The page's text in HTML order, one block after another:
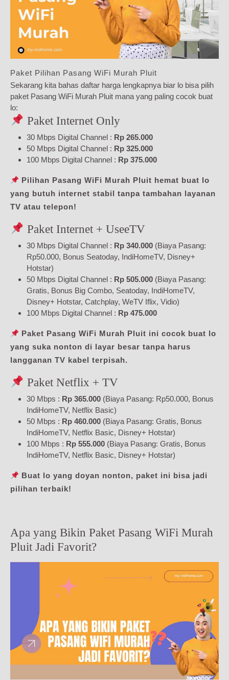
Paket Pilihan Pasang WiFi Murah Pluit
Sekarang kita bahas daftar harga lengkapnya biar lo bisa pilih
paket Pasang WiFi Murah Pluit mana yang paling cocok buat
lo:
Paket Internet Only
30 Mbps Digital Channel : Rp 265.000
50 Mbps Digital Channel : Rp 325.000
100 Mbps Digital Channel : Rp 375.000
Pilihan Pasang WiFi Murah Pluit hemat buat lo
yang butuh internet stabil tanpa tambahan layanan
TV atau telepon!
Paket Internet + UseeTV
30 Mbps Digital Channel : Rp 340.000 (Biaya Pasang:
Rp50.000, Bonus Seatoday, IndiHomeTV, Disney+
Hotstar)
50 Mbps Digital Channel : Rp 505.000 (Biaya Pasang:
Gratis, Bonus Big Combo, Seatoday, IndiHomeTV,
Disney+ Hotstar, Catchplay, WeTV Iflix, Vidio)
100 Mbps Digital Channel : Rp 475.000
Paket Pasang WiFi Murah Pluit ini cocok buat lo
yang suka nonton di layar besar tanpa harus
langganan TV kabel terpisah.
Paket Netflix + TV
30 Mbps : Rp 365.000 (Biaya Pasang: Rp50.000, Bonus
IndiHomeTV, Netflix Basic)
50 Mbps : Rp 460.000 (Biaya Pasang: Gratis, Bonus
IndiHomeTV, Netflix Basic, Disney+ Hotstar)
100 Mbps : Rp 555.000 (Biaya Pasang: Gratis, Bonus
IndiHomeTV, Netflix Basic, Disney+ Hotstar)
Buat lo yang doyan nonton, paket ini bisa jadi
pilihan terbaik!
Apa yang Bikin Paket Pasang WiFi Murah
Pluit Jadi Favorit?